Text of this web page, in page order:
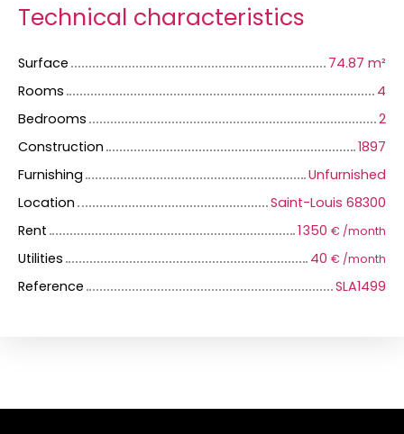
Technical characteristics
Surface 74.87 m²
Rooms
4
Bedrooms
2
Construction
1897
Furnishing
Unfurnished
Location
Saint-Louis 68300
Rent
1 350 € /month
Utilities 40 € /month
Reference SLA1499